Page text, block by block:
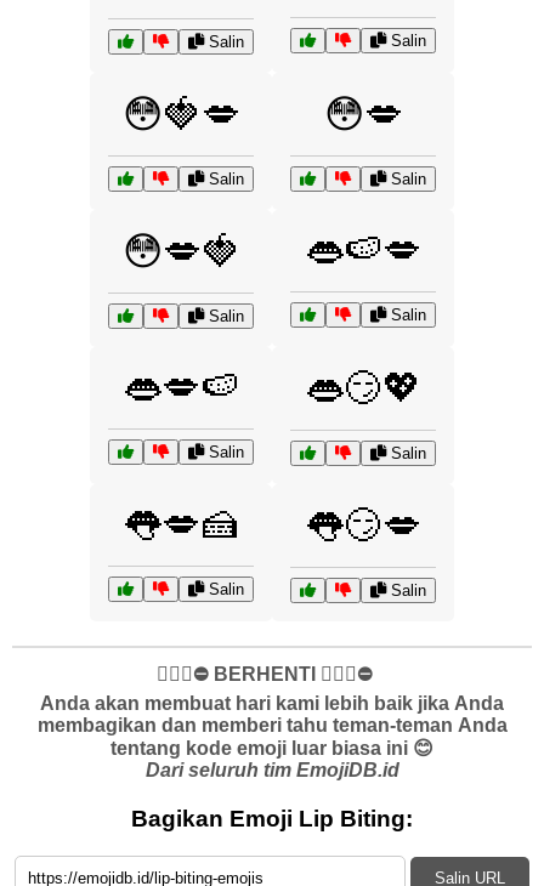
Salin Salin
😳🍓💋
Salin
😳💋
Salin
😳💋🍓
Salin
👄🍉💋
Salin
👄💋🍉
Salin
👄😏💖
Salin
👅💋🍰
Salin
👅😏💋
Salin
✋🏻🛑⛔️ BERHENTI ✋🏻🛑⛔️
Anda akan membuat hari kami lebih baik jika Anda
membagikan dan memberi tahu teman-teman Anda
tentang kode emoji luar biasa ini 😊
Dari seluruh tim EmojiDB.id
Bagikan Emoji Lip Biting:
Salin URL